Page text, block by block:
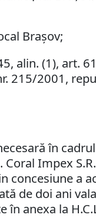
Braşov;
alin. (1), art.
215/2001,
în
Impex
concesiune a
de doi ani
anexa la